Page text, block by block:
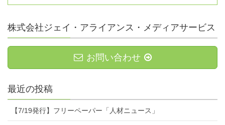
株式会社ジェイ・アライアンス・メディアサービス
お問い合わせ
最近の投稿
【7/19発行】フリーペーパー「人材ニュース」